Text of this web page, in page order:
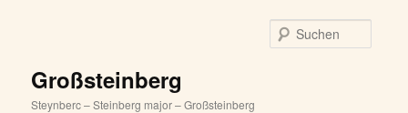
Großsteinberg
Steynberc – Steinberg major – Großsteinberg